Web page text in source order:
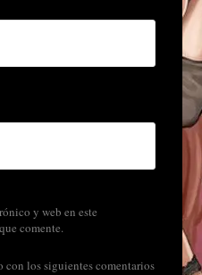
y web en este
comente.
los siguientes comentarios